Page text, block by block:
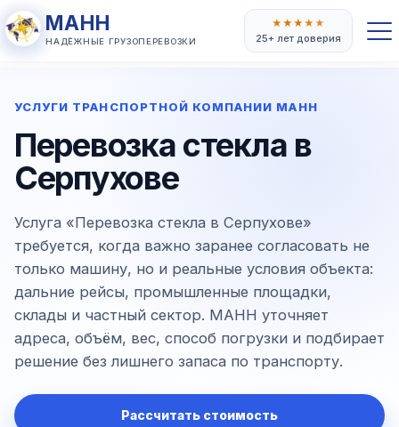
МАНН
НАДЁЖНЫЕ ГРУЗОПЕРЕВОЗКИ
★★★★★
25+ лет доверия
УСЛУГИ ТРАНСПОРТНОЙ КОМПАНИИ МАНН
Перевозка стекла в
Серпухове
Услуга «Перевозка стекла в Серпухове»
требуется, когда важно заранее согласовать не
только машину, но и реальные условия объекта:
дальние рейсы, промышленные площадки,
склады и частный сектор. МАНН уточняет
адреса, объём, вес, способ погрузки и подбирает
решение без лишнего запаса по транспорту.
Рассчитать стоимость